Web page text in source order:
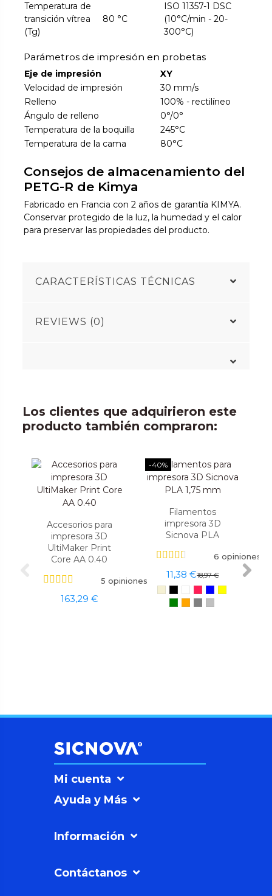
Temperatura de
transición vítrea
(Tg)
80 °C
ISO 11357-1 DSC
(10°C/min - 20-
300°C)
Parámetros de impresión en probetas
Eje de impresión
XY
Velocidad de impresión
30 mm/s
Relleno
100% - rectilíneo
Ángulo de relleno
0°/0°
Temperatura de la boquilla
245°C
Temperatura de la cama
80°C
Consejos de almacenamiento del
PETG-R de Kimya
Fabricado en Francia con 2 años de garantía KIMYA.
Conservar protegido de la luz, la humedad y el calor
para preservar las propiedades del producto.
CARACTERÍSTICAS TÉCNICAS
REVIEWS (0)
Los clientes que adquirieron este
producto también compraron:
Accesorios para
impresora 3D
UltiMaker Print
Core AA 0.40
5 opiniones
163,29 €
-40%
Filamentos
impresora 3D
Sicnova PLA
6 opiniones
11,38 €18,97 €
Mi cuenta
Ayuda y Más
Información
Contáctanos